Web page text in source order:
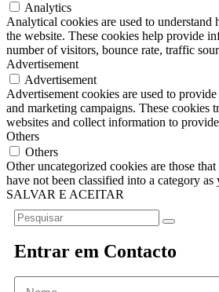
Analytics
Analytical cookies are used to
the website. These cookies help provide
number of visitors, bounce rate, traffic
Advertisement
Advertisement
Advertisement cookies are used to
and marketing campaigns. These cookies
websites and collect information to
Others
Others
Other uncategorized cookies are those
have not been classified into a category as
SALVAR E ACEITAR
Entrar em Contacto